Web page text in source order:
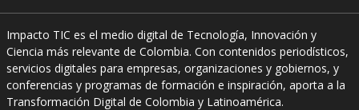
Impacto TIC es el medio digital de Tecnología, Innovación y
Ciencia más relevante de Colombia. Con contenidos periodísticos,
servicios digitales para empresas, organizaciones y gobiernos, y
conferencias y programas de formación e inspiración, aporta a la
Transformación Digital de Colombia y Latinoamérica.